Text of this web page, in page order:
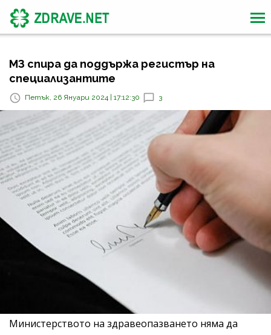
МЗ спира да поддържа регистър на
специализантите
Петък, 26 Януари 2024 | 17:12:30 3
Министерството на здравеопазването няма да